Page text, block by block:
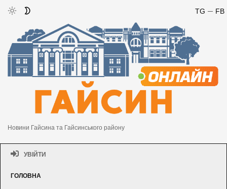
FB
TG
Новини Гайсина та Гайсинського району
УВІЙТИ
ГОЛОВНА